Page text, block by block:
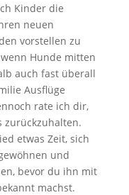
Kinder die
neuen
vorstellen zu
Hunde mitten
auch fast überall
Ausflüge
rate ich dir,
zurückzuhalten.
etwas Zeit, sich
und
bevor du ihn mit
machst.